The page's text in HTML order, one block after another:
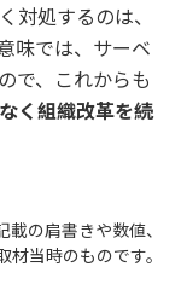
対処するのは、
味では、サーベ
で、これからも
く組織改革を続
の肩書きや数値、
当時のものです。